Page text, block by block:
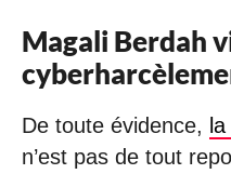
Magali Berdah
De toute évidence,
n’est pas de tout